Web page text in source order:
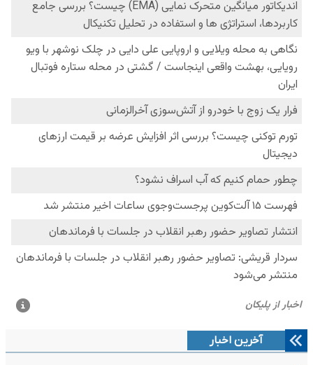
آخرین اخبار